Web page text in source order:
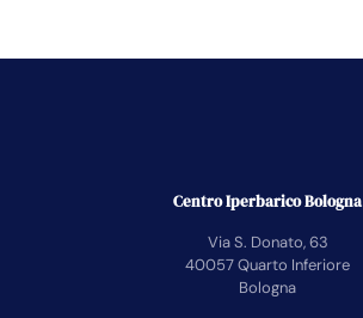
Centro Iperbarico Bologna
Via S. Donato, 63
40057 Quarto Inferiore
Bologna